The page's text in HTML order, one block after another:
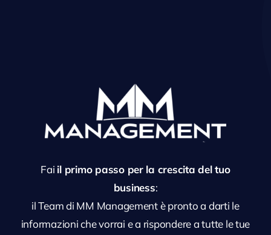
Fai il primo passo per la crescita del tuo
business:
il Team di MM Management è pronto a darti le
informazioni che vorrai e a rispondere a tutte le tue